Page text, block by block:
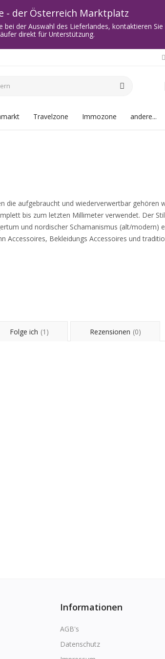
- der Österreich Marktplatz
bei der Auswahl des Lieferlandes, kontaktieren
direkt für Unterstützung.
Travelzone Immozone andere...
die aufgebraucht und wiederverwertbar gehören
bis zum letzten Millimeter verwendet. Der
und nordischer Schamanismus (alt/modern)
Accessoires, Bekleidungs Accessoires und
Folge ich (1) Rezensionen (0)
Informationen
AGB's
Datenschutz